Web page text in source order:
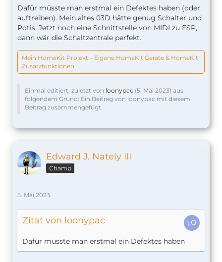
Dafür müsste man erstmal ein Defektes haben (oder
auftreiben). Mein altes 03D hätte genug Schalter und
Potis. Jetzt noch eine Schnittstelle von MIDI zu ESP,
dann wär die Schaltzentrale perfekt.
Mein HomeKit Projekt – Eigene HomeKit Geräte & HomeKit
Zusatzfunktionen
Einmal editiert, zuletzt von loonypac (5. Mai 2023) aus
folgendem Grund: Ein Beitrag von loonypac mit diesem
Beitrag zusammengefügt.
Edward J. Nately III
Champ
5. Mai 2023
Zitat von loonypac
Dafür müsste man erstmal ein Defektes haben